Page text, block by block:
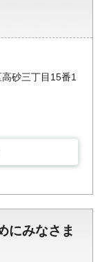
砂三丁目15番1
にみなさま